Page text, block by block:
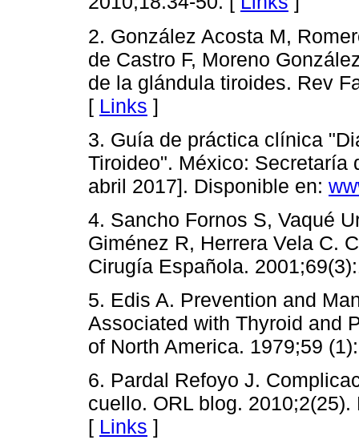
2. González Acosta M,
de Castro F, Moreno
de la glándula tiroides. Rev
[ Links ]
3. Guía de práctica clínica
Tiroideo". México: Secretaría
abril 2017]. Disponible en:
4. Sancho Fornos S, Vaqué
Giménez R, Herrera Vela C.
Cirugía Española.
5. Edis A. Prevention and
Associated with Thyroid and
of North America. 1979;59
6. Pardal Refoyo J.
cuello. ORL blog.
[ Links ]